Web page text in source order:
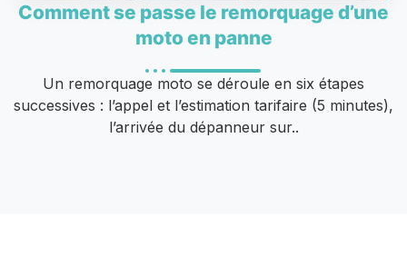
Comment se passe le remorquage d’une
moto en panne
Un remorquage moto se déroule en six étapes
successives : l’appel et l’estimation tarifaire (5 minutes),
l’arrivée du dépanneur sur..